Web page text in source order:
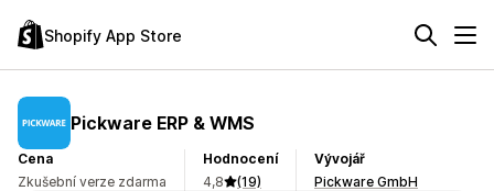
Shopify App Store
Pickware ERP & WMS
Cena
Zkušební verze zdarma
Hodnocení
4,8
(19)
Vývojář
Pickware GmbH